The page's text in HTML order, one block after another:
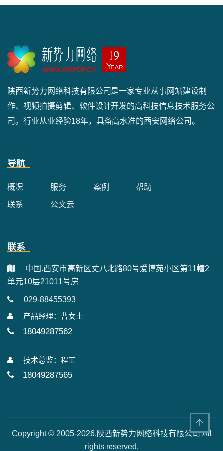
陕西新势力网络科技有限公司是一家专业从事网站建设制
作、视频拍摄剪辑、软件设计开发的高科技信息技术服务公
司。行业从业经验18年，具备高水准的西安网络公司。
导航
概况 服务 案例 帮助
联系 公文云
联系
中国.西安市高新区丈八北路80号爱博苑小区第11幢2
单元10层21011号房
029-88455393
产品经理：曹女士
18049287562
技术总监：程工
18049287565
Copyright © 2005-2026.陕西新势力网络科技有限公司 All
rights reserved.